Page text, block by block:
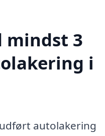
3
i
autolakering